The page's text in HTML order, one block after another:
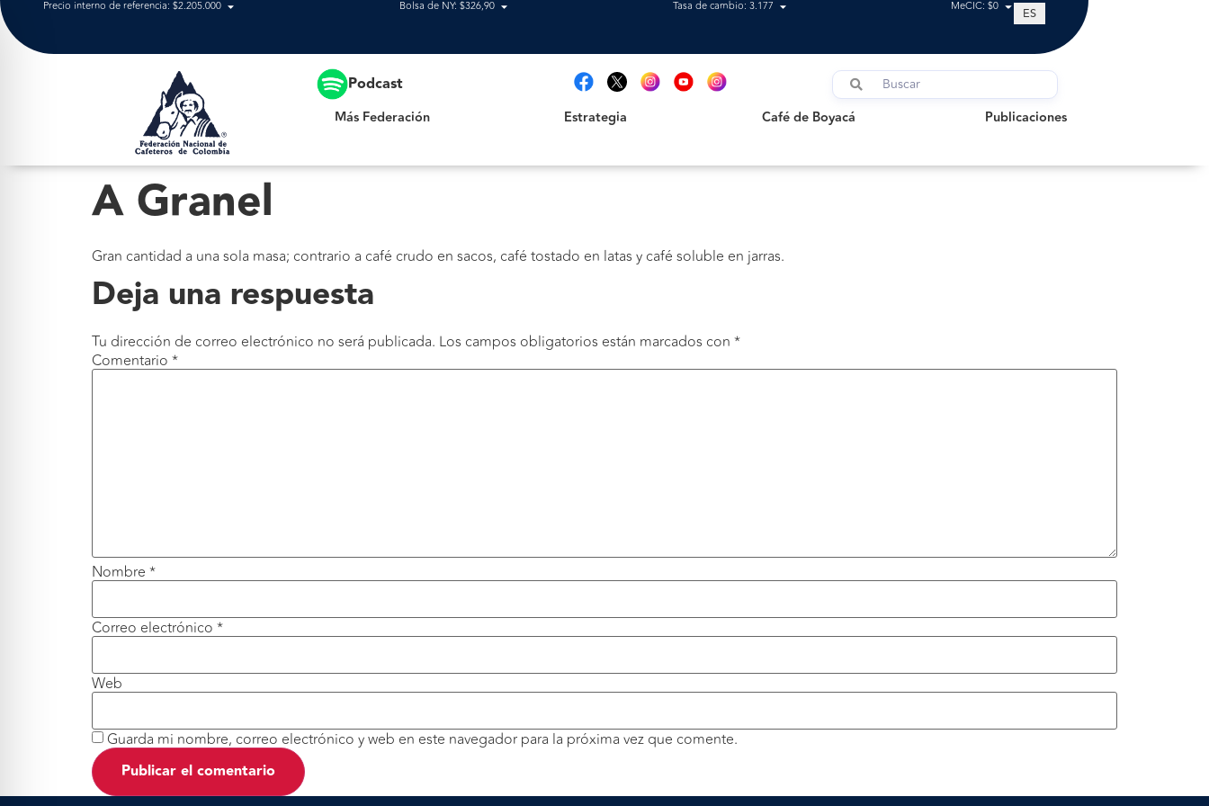
Precio interno de referencia: $2.205.000 Bolsa de NY: $326,90 Tasa de cambio: 3.177 MeCIC: $0 ES
Podcast
Más Federación Estrategia Café de Boyacá Publicaciones
Publicaciones
A Granel
Gran cantidad a una sola masa; contrario a café crudo en sacos, café tostado en latas y café soluble en jarras.
Deja una respuesta
Tu dirección de correo electrónico no será publicada. Los campos obligatorios están marcados con *
Comentario *
Nombre *
Correo electrónico *
Web
Guarda mi nombre, correo electrónico y web en este navegador para la próxima vez que comente.